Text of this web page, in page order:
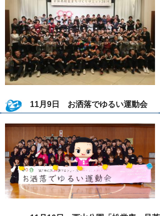
11月9日 お洒落でゆるい運動会